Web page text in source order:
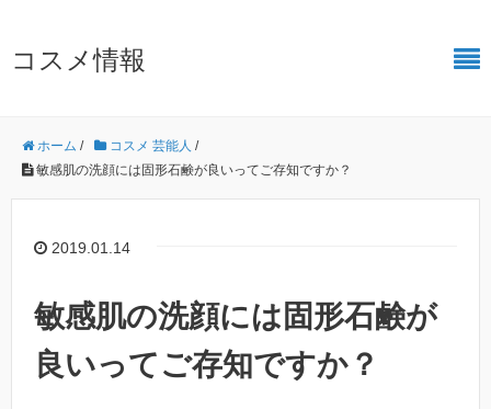
コスメ情報
ホーム / コスメ 芸能人 /
敏感肌の洗顔には固形石鹸が良いってご存知ですか？
2019.01.14
敏感肌の洗顔には固形石鹸が
良いってご存知ですか？